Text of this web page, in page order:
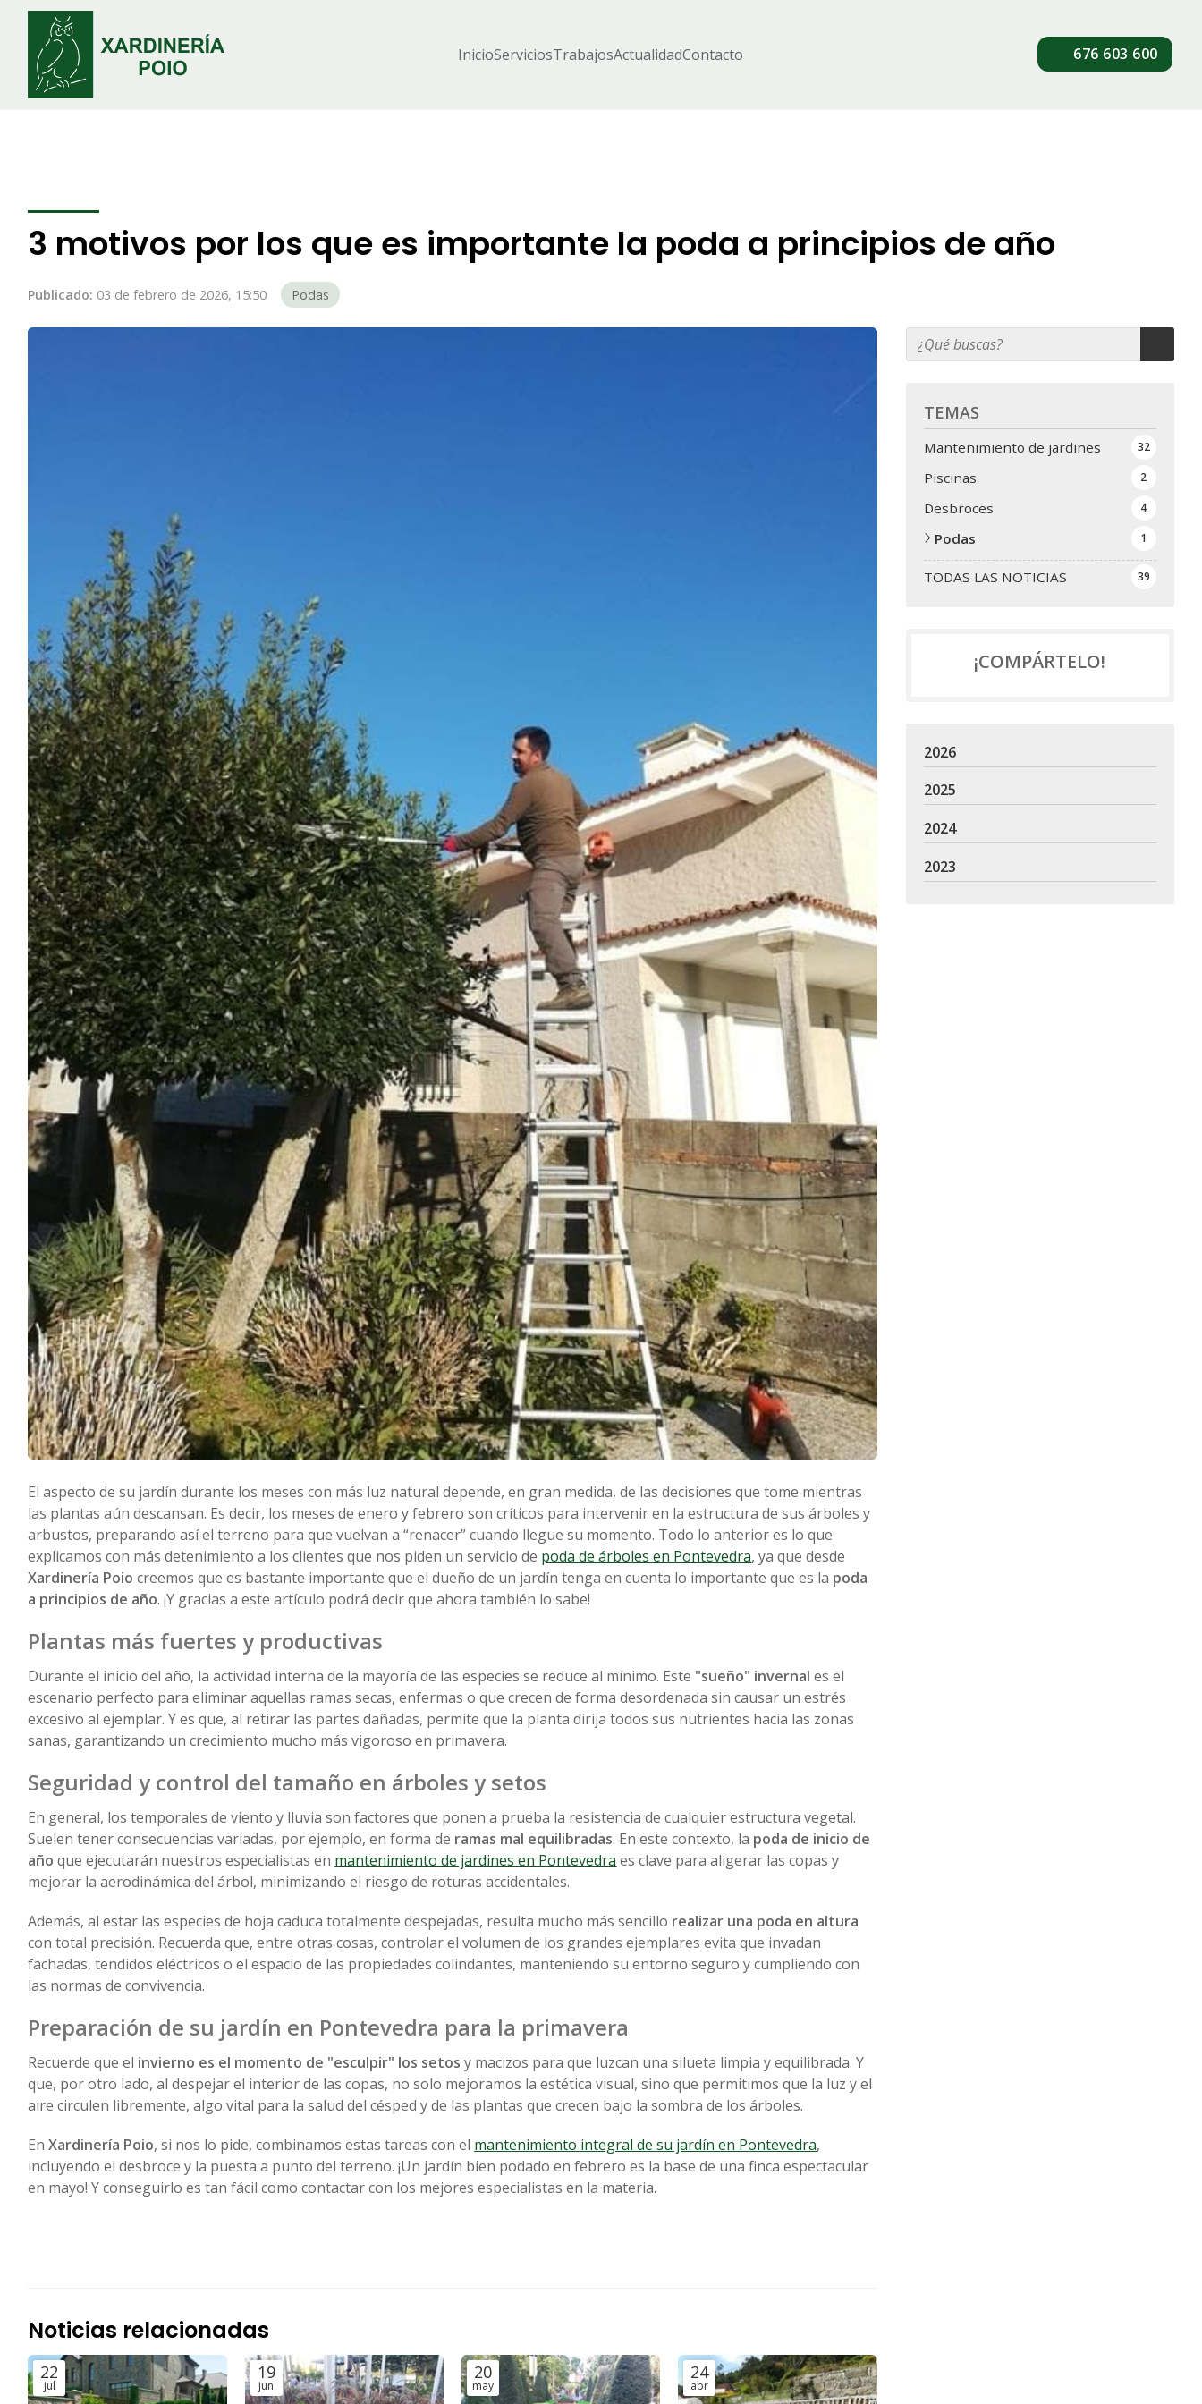
InicioServiciosTrabajosActualidadContacto 676 603 600
3 motivos por los que es importante la poda a principios de año
Publicado: 03 de febrero de 2026, 15:50 Podas
TEMAS
TODAS LAS NOTICIAS 39
Mantenimiento de jardines 32
Piscinas 2
Desbroces 4
Podas 1
El aspecto de su jardín durante los meses con más luz natural depende, en gran medida, de las decisiones que tome mientras
las plantas aún descansan. Es decir, los meses de enero y febrero son críticos para intervenir en la estructura de sus árboles y
arbustos, preparando así el terreno para que vuelvan a “renacer” cuando llegue su momento. Todo lo anterior es lo que
explicamos con más detenimiento a los clientes que nos piden un servicio de poda de árboles en Pontevedra, ya que desde
Xardinería Poio creemos que es bastante importante que el dueño de un jardín tenga en cuenta lo importante que es la poda
a principios de año. ¡Y gracias a este artículo podrá decir que ahora también lo sabe!
Plantas más fuertes y productivas
Durante el inicio del año, la actividad interna de la mayoría de las especies se reduce al mínimo. Este "sueño" invernal es el
escenario perfecto para eliminar aquellas ramas secas, enfermas o que crecen de forma desordenada sin causar un estrés
excesivo al ejemplar. Y es que, al retirar las partes dañadas, permite que la planta dirija todos sus nutrientes hacia las zonas
sanas, garantizando un crecimiento mucho más vigoroso en primavera.
Seguridad y control del tamaño en árboles y setos
En general, los temporales de viento y lluvia son factores que ponen a prueba la resistencia de cualquier estructura vegetal.
Suelen tener consecuencias variadas, por ejemplo, en forma de ramas mal equilibradas. En este contexto, la poda de inicio de
añoque ejecutarán nuestros especialistas en mantenimiento de jardines en Pontevedra es clave para aligerar las copas y
mejorar la aerodinámica del árbol, minimizando el riesgo de roturas accidentales.
Además, al estar las especies de hoja caduca totalmente despejadas, resulta mucho más sencillo realizar una poda en altura
con total precisión. Recuerda que, entre otras cosas, controlar el volumen de los grandes ejemplares evita que invadan
fachadas, tendidos eléctricos o el espacio de las propiedades colindantes, manteniendo su entorno seguro y cumpliendo con
las normas de convivencia.
Preparación de su jardín en Pontevedra para la primavera
Recuerde que el invierno es el momento de "esculpir" los setos y macizos para que luzcan una silueta limpia y equilibrada. Y
que, por otro lado, al despejar el interior de las copas, no solo mejoramos la estética visual, sino que permitimos que la luz y el
aire circulen libremente, algo vital para la salud del césped y de las plantas que crecen bajo la sombra de los árboles.
EnXardinería Poio, si nos lo pide, combinamos estas tareas con el mantenimiento integral de su jardín en Pontevedra,
incluyendo el desbroce y la puesta a punto del terreno. ¡Un jardín bien podado en febrero es la base de una finca espectacular
en mayo! Y conseguirlo es tan fácil como contactar con los mejores especialistas en la materia.
Noticias relacionadas
22
jul
19
jun
20
may
24
abr
¡COMPÁRTELO!
2026
2025
2024
2023